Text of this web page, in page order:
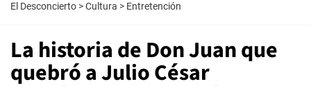
El Desconcierto >Cultura > Entretención
La historia de Don Juan que
quebró a Julio César